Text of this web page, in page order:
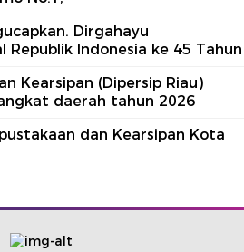
Dirgahayu
Republik Indonesia ke 45 Tahun
Kearsipan (Dipersip Riau)
daerah tahun 2026
dan Kearsipan Kota